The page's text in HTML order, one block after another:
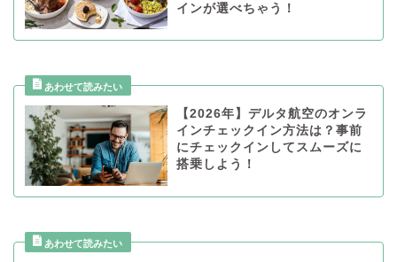
インが選べちゃう！
【2026年】デルタ航空のオンラ
インチェックイン方法は？事前
にチェックインしてスムーズに
搭乗しよう！